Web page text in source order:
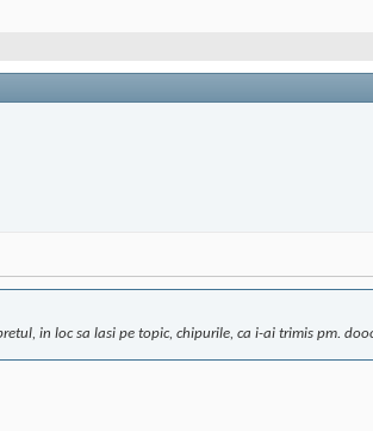
in loc sa lasi pe topic, chipurile, ca i-ai trimis pm.